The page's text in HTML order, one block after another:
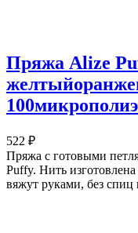
Пряжа Alize
522 ₽
Пряжа с готовыми
Puffy. Нить
вяжут руками, без